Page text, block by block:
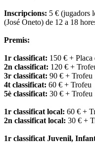
Inscripcions: 5 € (jugadors
(José Oneto) de 12 a 18
Premis:
1r classificat: 150 € +
2n classificat: 120 € +
3r classificat: 90 € + Trofeu
4t classificat: 60 € + Trofeu
5è classificat: 30 € + Trofeu
1r classificat local: 60 € +
2n classificat local: 30 € +
1r classificat Juvenil,